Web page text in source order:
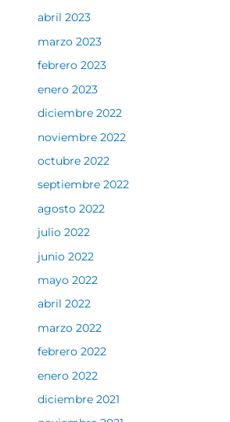
abril 2023
marzo 2023
febrero 2023
enero 2023
diciembre 2022
noviembre 2022
octubre 2022
septiembre 2022
agosto 2022
julio 2022
junio 2022
mayo 2022
abril 2022
marzo 2022
febrero 2022
enero 2022
diciembre 2021